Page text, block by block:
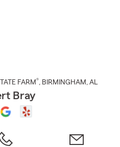
FARM®, BIRMINGHAM , AL
Bray